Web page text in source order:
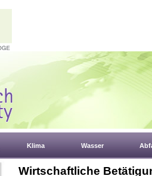
Klima Wasser
Wirtschaftliche